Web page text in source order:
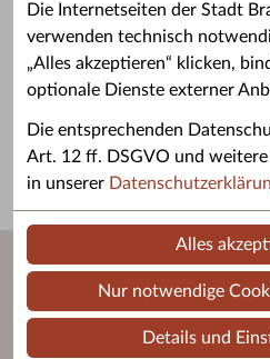
Die Internetseiten der Stadt
verwenden technisch
„Alles akzeptieren“ klicken,
optionale Dienste externer
Die entsprechenden
Art. 12 ff. DSGVO und
in unserer
Alles
Nur notwendige
Details und
Senioren-App